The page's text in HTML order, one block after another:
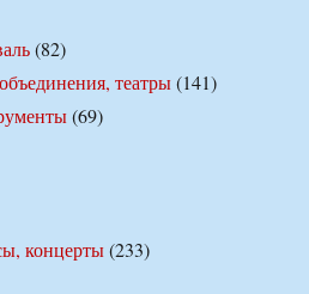
(82)
театры(141)
(69)
концерты(233)